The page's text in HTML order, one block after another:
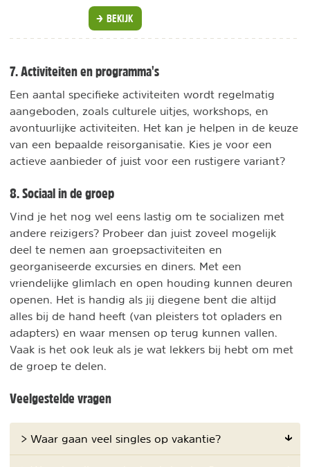
BEKIJK
7. Activiteiten en programma's
Een aantal specifieke activiteiten wordt regelmatig
aangeboden, zoals culturele uitjes, workshops, en
avontuurlijke activiteiten. Het kan je helpen in de keuze
van een bepaalde reisorganisatie. Kies je voor een
actieve aanbieder of juist voor een rustigere variant?
8. Sociaal in de groep
Vind je het nog wel eens lastig om te socializen met
andere reizigers? Probeer dan juist zoveel mogelijk
deel te nemen aan groepsactiviteiten en
georganiseerde excursies en diners. Met een
vriendelijke glimlach en open houding kunnen deuren
openen. Het is handig als jij diegene bent die altijd
alles bij de hand heeft (van pleisters tot opladers en
adapters) en waar mensen op terug kunnen vallen.
Vaak is het ook leuk als je wat lekkers bij hebt om met
de groep te delen.
Veelgestelde vragen
> Waar gaan veel singles op vakantie?